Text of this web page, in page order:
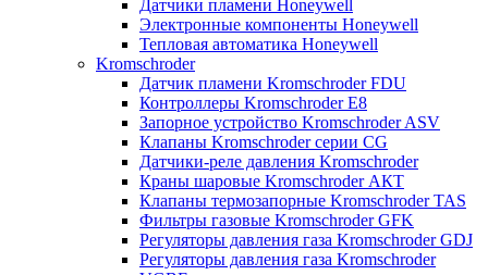
Датчики пламени Honeywell
Электронные компоненты Honeywell
Тепловая автоматика Honeywell
Kromschroder
Датчик пламени Kromschroder FDU
Контроллеры Kromschroder E8
Запорное устройство Kromschroder ASV
Клапаны Kromschroder серии CG
Датчики-реле давления Kromschroder
Краны шаровые Kromschroder АКТ
Клапаны термозапорные Kromschroder TAS
Фильтры газовые Kromschroder GFK
Регуляторы давления газа Kromschroder GDJ
Регуляторы давления газа Kromschroder